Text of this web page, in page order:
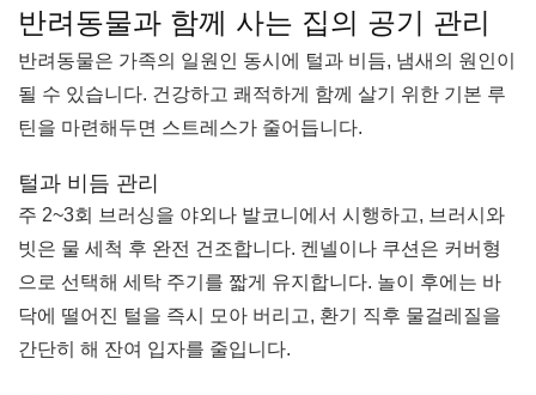
반려동물과 함께 사는 집의 공기 관리
반려동물은 가족의 일원인 동시에 털과 비듬, 냄새의 원인이
될 수 있습니다. 건강하고 쾌적하게 함께 살기 위한 기본 루
틴을 마련해두면 스트레스가 줄어듭니다.
털과 비듬 관리
주 2~3회 브러싱을 야외나 발코니에서 시행하고, 브러시와
빗은 물 세척 후 완전 건조합니다. 켄넬이나 쿠션은 커버형
으로 선택해 세탁 주기를 짧게 유지합니다. 놀이 후에는 바
닥에 떨어진 털을 즉시 모아 버리고, 환기 직후 물걸레질을
간단히 해 잔여 입자를 줄입니다.